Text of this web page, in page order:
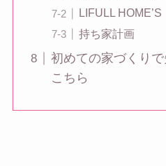
LIFULL
持ち家計画
初めての家づくり
こちら